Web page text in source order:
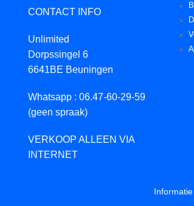
CONTACT INFO
Unlimited
Dorpssingel 6
6641BE Beuningen
Whatsapp : 06.47-60-29-59
(geen spraak)
VERKOOP ALLEEN VIA
INTERNET